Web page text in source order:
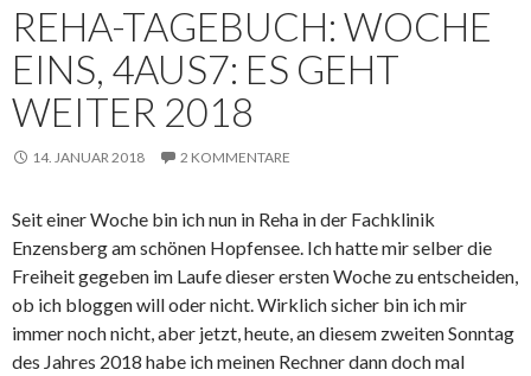
REHA-TAGEBUCH: WOCHE
EINS, 4AUS7: ES GEHT
WEITER 2018
14. JANUAR 2018 2 KOMMENTARE
Seit einer Woche bin ich nun in Reha in der Fachklinik
Enzensberg am schönen Hopfensee. Ich hatte mir selber die
Freiheit gegeben im Laufe dieser ersten Woche zu entscheiden,
ob ich bloggen will oder nicht. Wirklich sicher bin ich mir
immer noch nicht, aber jetzt, heute, an diesem zweiten Sonntag
des Jahres 2018 habe ich meinen Rechner dann doch mal